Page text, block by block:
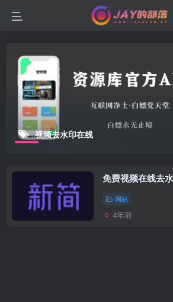
视频去水印在线
免费视频在线去
网站
4年前